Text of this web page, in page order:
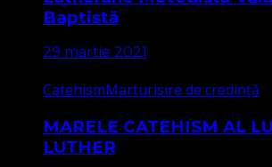
Baptistă
29 martie 2021
CatehismMarturisire de credință
MARELE CATEHISM AL
LUTHER